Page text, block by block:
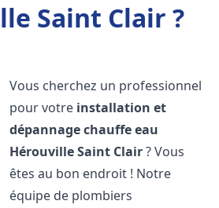
Saint Clair ?
Vous cherchez un professionnel
pour votre installation et
dépannage chauffe eau
Hérouville Saint Clair? Vous
êtes au bon endroit ! Notre
équipe de plombiers